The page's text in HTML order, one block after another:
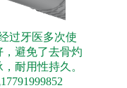
过牙医多次使
避免了去骨灼
耐用性持久。